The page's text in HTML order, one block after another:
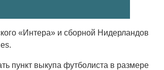
«Интера» и сборной Нидерландов
пункт выкупа футболиста в размере